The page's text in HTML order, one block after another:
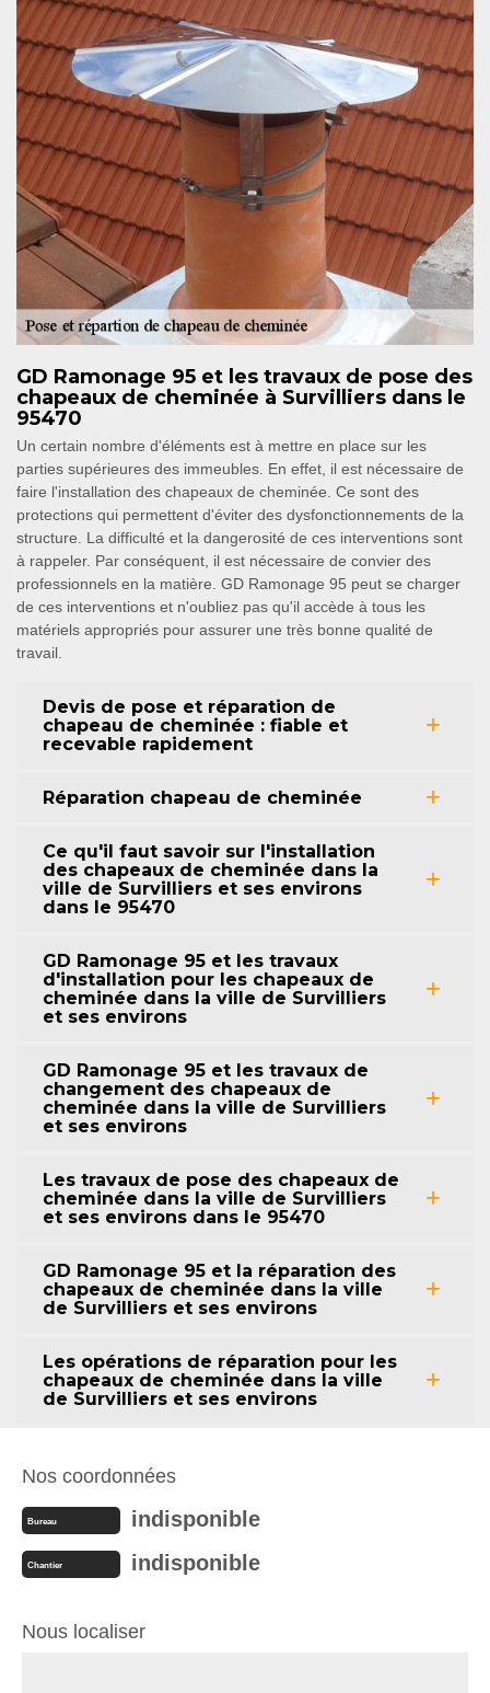
GD Ramonage 95 et les travaux de pose des
chapeaux de cheminée à Survilliers dans le
95470
Un certain nombre d'éléments est à mettre en place sur les
parties supérieures des immeubles. En effet, il est nécessaire de
faire l'installation des chapeaux de cheminée. Ce sont des
protections qui permettent d'éviter des dysfonctionnements de la
structure. La difficulté et la dangerosité de ces interventions sont
à rappeler. Par conséquent, il est nécessaire de convier des
professionnels en la matière. GD Ramonage 95 peut se charger
de ces interventions et n'oubliez pas qu'il accède à tous les
matériels appropriés pour assurer une très bonne qualité de
travail.
Devis de pose et réparation de
chapeau de cheminée : fiable et
recevable rapidement
Réparation chapeau de cheminée
Ce qu'il faut savoir sur l'installation
des chapeaux de cheminée dans la
ville de Survilliers et ses environs
dans le 95470
GD Ramonage 95 et les travaux
d'installation pour les chapeaux de
cheminée dans la ville de Survilliers
et ses environs
GD Ramonage 95 et les travaux de
changement des chapeaux de
cheminée dans la ville de Survilliers
et ses environs
Les travaux de pose des chapeaux de
cheminée dans la ville de Survilliers
et ses environs dans le 95470
GD Ramonage 95 et la réparation des
chapeaux de cheminée dans la ville
de Survilliers et ses environs
Les opérations de réparation pour les
chapeaux de cheminée dans la ville
de Survilliers et ses environs
Nos coordonnées
Bureau indisponible
Chantier indisponible
Nous localiser